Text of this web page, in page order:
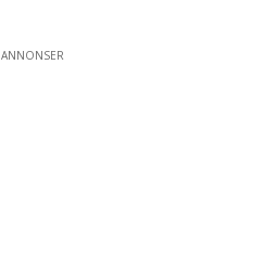
ANNONSER